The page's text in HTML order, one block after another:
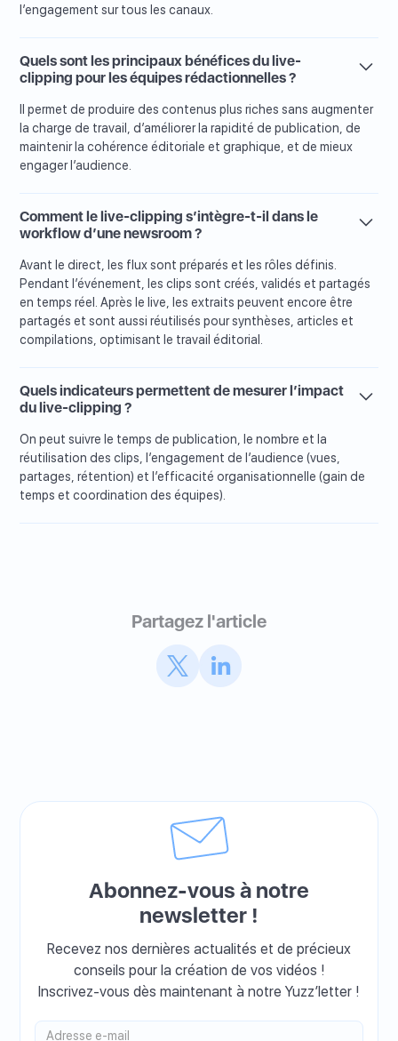
l’engagement sur tous les canaux.
Quels sont les principaux bénéfices du live-
clipping pour les équipes rédactionnelles ?
Il permet de produire des contenus plus riches sans augmenter
la charge de travail, d’améliorer la rapidité de publication, de
maintenir la cohérence éditoriale et graphique, et de mieux
engager l’audience.
Comment le live-clipping s’intègre-t-il dans le
workflow d’une newsroom ?
Avant le direct, les flux sont préparés et les rôles définis.
Pendant l’événement, les clips sont créés, validés et partagés
en temps réel. Après le live, les extraits peuvent encore être
partagés et sont aussi réutilisés pour synthèses, articles et
compilations, optimisant le travail éditorial.
Quels indicateurs permettent de mesurer l’impact
du live-clipping ?
On peut suivre le temps de publication, le nombre et la
réutilisation des clips, l’engagement de l’audience (vues,
partages, rétention) et l’efficacité organisationnelle (gain de
temps et coordination des équipes).
Partagez l'article
Abonnez-vous à notre
newsletter !
Recevez nos dernières actualités et de précieux
conseils pour la création de vos vidéos !
Inscrivez-vous dès maintenant à notre Yuzz’letter !